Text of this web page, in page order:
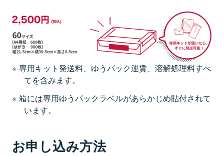
専用キット発送料、ゆうパック運賃、溶解処理料すべ
てを含みます。
箱には専用ゆうパックラベルがあらかじめ貼付されて
います。
お申し込み方法